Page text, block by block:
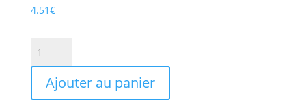
4.51€
Aspen
Snake
Ajouter au panier